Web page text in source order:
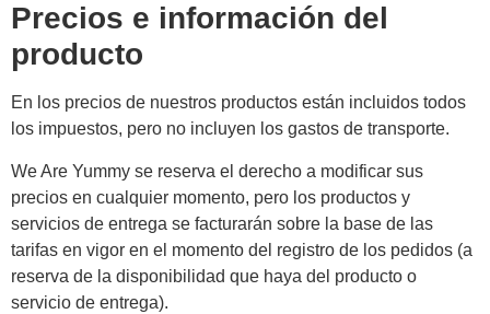
Precios e información del
producto
En los precios de nuestros productos están incluidos todos
los impuestos, pero no incluyen los gastos de transporte.
We Are Yummy se reserva el derecho a modificar sus
precios en cualquier momento, pero los productos y
servicios de entrega se facturarán sobre la base de las
tarifas en vigor en el momento del registro de los pedidos (a
reserva de la disponibilidad que haya del producto o
servicio de entrega).